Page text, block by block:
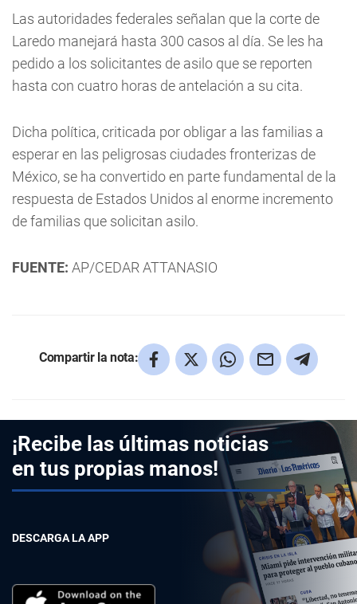
Las autoridades federales señalan que la corte de
Laredo manejará hasta 300 casos al día. Se les ha
pedido a los solicitantes de asilo que se reporten
hasta con cuatro horas de antelación a su cita.
Dicha política, criticada por obligar a las familias a
esperar en las peligrosas ciudades fronterizas de
México, se ha convertido en parte fundamental de la
respuesta de Estados Unidos al enorme incremento
de familias que solicitan asilo.
FUENTE: AP/CEDAR ATTANASIO
Compartir la nota:
¡Recibe las últimas noticias
en tus propias manos!
DESCARGA LA APP